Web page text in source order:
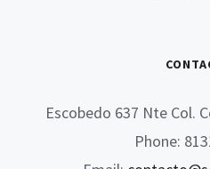
Escobedo 637 Nte Col.
Phone: